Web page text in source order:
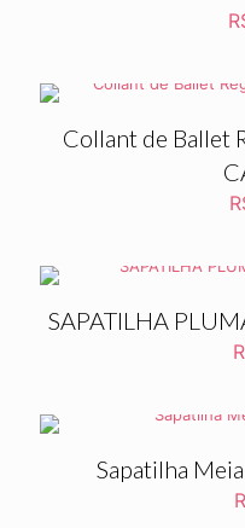
Collant de Ballet
SAPATILHA
Sapatilha